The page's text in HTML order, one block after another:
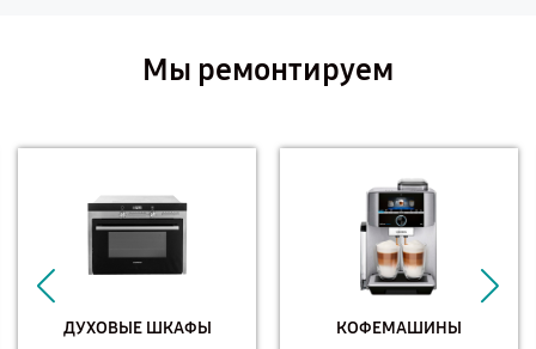
Мы ремонтируем
ДУХОВЫЕ ШКАФЫ КОФЕМАШИНЫ